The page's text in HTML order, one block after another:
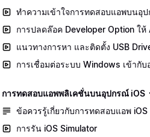
ทำความเข้าใจการทดสอบแอพบนอุ
การปลดล๊อค Developer Option ใ
แนวทางการหา และติดตั้ง USB
การเชื่อมต่อระบบ Windows เข้ากั
การทดสอบแอพพลิเคชั่นบนอุปกรณ์ iOS
ข้อควรรู้เกี่ยวกับการทดสอบแอพ iOS
การรัน iOS Simulator